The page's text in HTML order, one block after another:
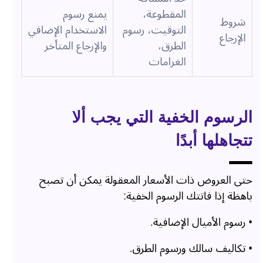
شروط
الإرجاع
المقطوعة،
التوقيت، رسوم
الطرق،
الغرامات
يمنع رسوم
الاستخدام الإضافي
والإرجاع المتأخر
الرسوم الخفية التي يجب ألا
تتجاهلها أبدًا
حتى العروض ذات الأسعار المعقولة يمكن أن تصبح
باهظة إذا فاتتك الرسوم الخفية:
• رسوم الأميال الإضافية.
• تكاليف سالك ورسوم الطرق.